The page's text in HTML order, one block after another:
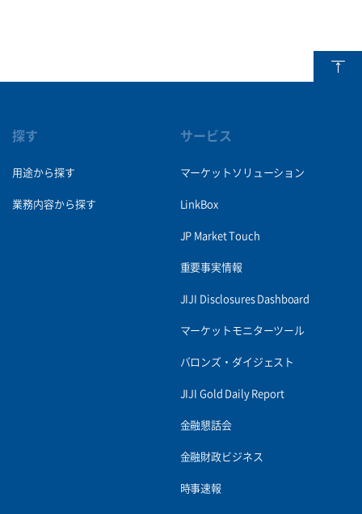
探す
用途から探す
業務内容から探す
サービス
マーケットソリューション
LinkBox
JP Market Touch
重要事実情報
JIJI Disclosures Dashboard
マーケットモニターツール
バロンズ・ダイジェスト
JIJI Gold Daily Report
金融懇話会
金融財政ビジネス
時事速報